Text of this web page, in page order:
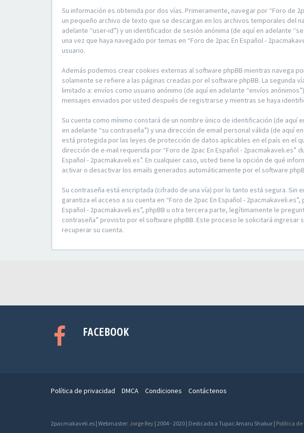
Su información es obtenida por dos vías. Primeramente, navegar por “Foro de
un pequeño archivo de texto que se descargan en los archivos temporales del
adelante “user-id”) y un identificador de sesión anónima (de aquí en adelante
una vez que haya navegado por temas en “Foro de 2pac En Español -
usuario.
Además podemos crear cookies externas al software phpBB mientras navega
solamente se refiere a las páginas creadas por el software phpBB. La segunda
limitado a: envíos como usuario anónimo (de aquí en adelante “envíos
mensajes enviados por usted después de registrarse y mientras se haya
Su cuenta como mínimo constará de un nombre único de identificación (de
en adelante “su contraseña”) y una dirección de email personal válida (de aquí
está protegida por las leyes de protección de datos aplicables en el país en el
dirección de e-mail requerida por “Foro de 2pac En Español -
Español - 2pacmakaveli.es”. En cualquier caso, usted tiene la opción de qué
activar o desactivar los emails generados automáticamente por el software
Su contraseña está encriptada (cifrado de una vía) por lo tanto está segura.
garantiza el acceso a su cuenta en “Foro de 2pac En Español -
Español - 2pacmakaveli.es”, phpBB u otra tercera parte, legítimamente le
contraseña” provisto por el software phpBB. Este proceso le solicitará ingresar
recuperar su cuenta.
FACEBOOK
Política de privacidad DMCA Condiciones Contáctenos
2pacmakaveli.es | Webmaster: Jorge Rey | 2004 - 2020 | Dedicado a Tupac Amaru Shakur | Política de